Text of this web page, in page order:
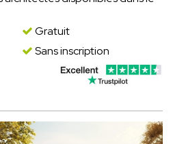
Gratuit
Sans inscription